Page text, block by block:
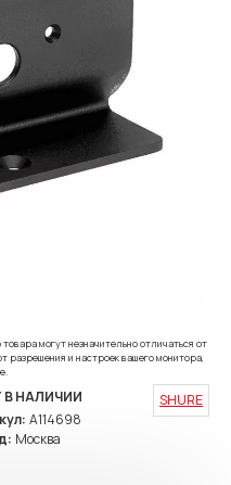
могут незначительно отличаться от
разрешения и настроек вашего монитора,
В НАЛИЧИИ
A114698
Москва
SHURE